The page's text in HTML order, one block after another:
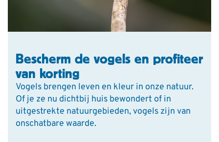
Bescherm de vogels en profiteer
van korting
Vogels brengen leven en kleur in onze natuur.
Of je ze nu dichtbij huis bewondert of in
uitgestrekte natuurgebieden, vogels zijn van
onschatbare waarde.